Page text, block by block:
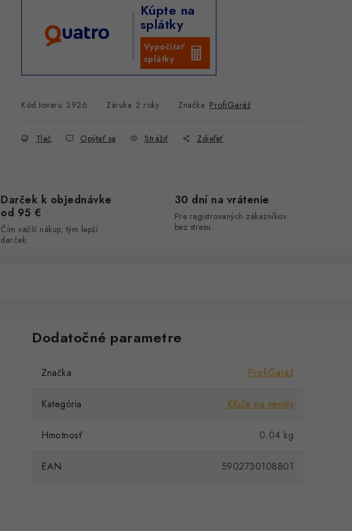
Kúpte na
splátky
Vypočítať
splátky
Kód tovaru: 3926 Záruka: 2 roky Značka: ProfiGaráž
Tlač Opýtať sa Strážiť Zdieľať
Darček k objednávke
od 95 €
Čím väčší nákup, tým lepší
darček.
30 dní na vrátenie
Pre registrovaných zákazníkov
bez stresu.
Dodatočné parametre
Značka ProfiGaráž
Kategória Kľúče na ventily
Hmotnosť 0.04 kg
EAN 5902730108801